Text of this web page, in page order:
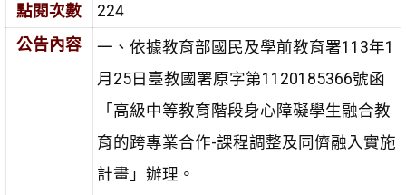
點閱次數
224
公告內容
一、依據教育部國民及學前教育署113年1
月25日臺教國署原字第1120185366號函
「高級中等教育階段身心障礙學生融合教
育的跨專業合作-課程調整及同儕融入實施
計畫」辦理。